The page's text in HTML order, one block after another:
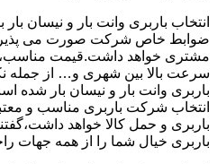
انتخاب باربری وانت بار و نیسان
ضوابط خاص شرکت صورت می
مشتری خواهد داشت.قیمت
سرعت بالا بین شهری و… از جمله
باربری وانت بار و نیسان بار شده
انتخاب شرکت باربری مناسب و
باربری و حمل کالا خواهد
باربری خیال شما را از همه جهات